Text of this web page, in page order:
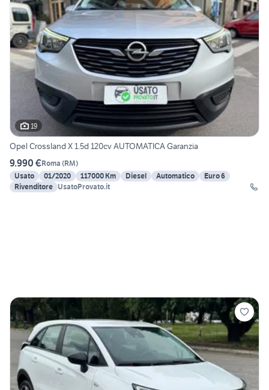
19
Opel Crossland X 1.5d 120cv AUTOMATICA Garanzia
9.990 €Roma (RM)
Usato
01/2020 117000 Km Diesel Automatico
Euro 6
Rivenditore UsatoProvato.it